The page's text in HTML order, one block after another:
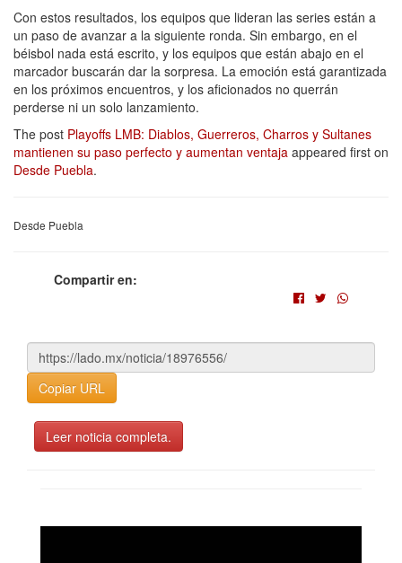
Con estos resultados, los equipos que lideran las series están a
un paso de avanzar a la siguiente ronda. Sin embargo, en el
béisbol nada está escrito, y los equipos que están abajo en el
marcador buscarán dar la sorpresa. La emoción está garantizada
en los próximos encuentros, y los aficionados no querrán
perderse ni un solo lanzamiento.
The post Playoffs LMB: Diablos, Guerreros, Charros y Sultanes
mantienen su paso perfecto y aumentan ventaja appeared first on
Desde Puebla.
Desde Puebla
Compartir en:
Copiar URL
Leer noticia completa.